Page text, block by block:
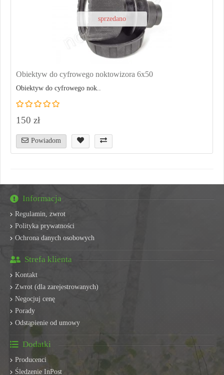
sprzedano
Obiektyw do cyfrowego noktowizora 6x50
Obiektyw do cyfrowego nok..
150 zł
Powiadom
Informacja
Regulamin, zwrot
Polityka prywatności
Ochrona danych osobowych
Strefa klienta
Kontakt
Zwrot (dla zarejestrowanych)
Negocjuj cenę
Porady
Odstąpienie od umowy
Dodatki
Producenci
Śledzenie InPost